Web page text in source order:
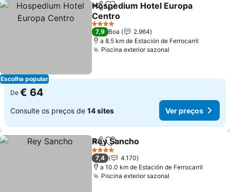
Escolha popular
PartilharAdicionar aos favoritos
Hospedium Hotel Europa
Centro
4 Estrelas
7,9 Boa
2.964
a 8.5 km de Estación de Ferrocarril
Piscina exterior sazonal
De € 64
Consulte os preços de 14 sites Ver preços
PartilharAdicionar aos favoritos
Rey Sancho
4 Estrelas
7,4
4.170
a 10.0 km de Estación de Ferrocarril
Piscina exterior sazonal